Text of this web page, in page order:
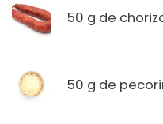
50 g de
50 g de